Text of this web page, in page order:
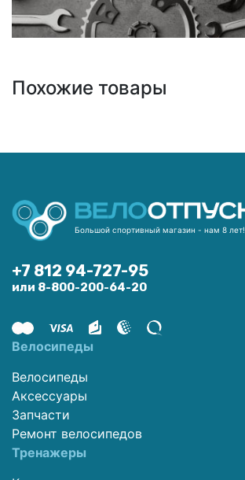
Похожие товары
Большой спортивный магазин - нам 8 лет!
+7 812 94-727-95
или 8-800-200-64-20
Велосипеды
Велосипеды
Аксессуары
Запчасти
Ремонт велосипедов
Тренажеры